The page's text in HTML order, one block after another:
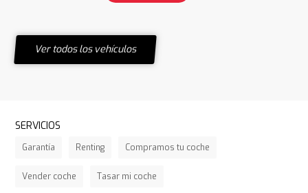
Ver todos los vehículos
SERVICIOS
Garantía Renting Compramos tu coche
Vender coche Tasar mi coche